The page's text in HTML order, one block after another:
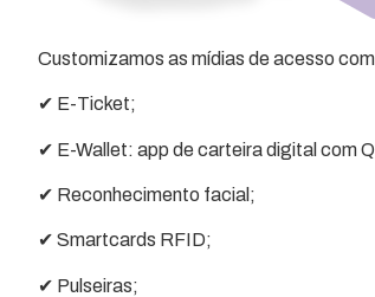
Customizamos as mídias de acesso
✔ E-Ticket;
✔ E-Wallet: app de carteira digital com
✔ Reconhecimento facial;
✔ Smartcards RFID;
✔ Pulseiras;